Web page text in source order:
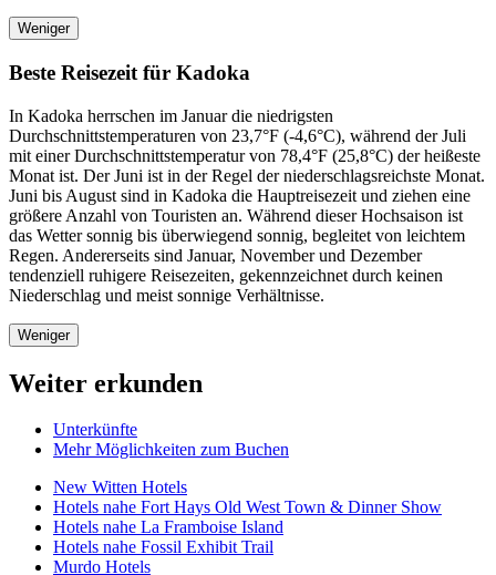
Weniger
Beste Reisezeit für Kadoka
In Kadoka herrschen im Januar die niedrigsten
Durchschnittstemperaturen von 23,7°F (-4,6°C), während der Juli
mit einer Durchschnittstemperatur von 78,4°F (25,8°C) der heißeste
Monat ist. Der Juni ist in der Regel der niederschlagsreichste Monat.
Juni bis August sind in Kadoka die Hauptreisezeit und ziehen eine
größere Anzahl von Touristen an. Während dieser Hochsaison ist
das Wetter sonnig bis überwiegend sonnig, begleitet von leichtem
Regen. Andererseits sind Januar, November und Dezember
tendenziell ruhigere Reisezeiten, gekennzeichnet durch keinen
Niederschlag und meist sonnige Verhältnisse.
Weniger
Weiter erkunden
Unterkünfte
Mehr Möglichkeiten zum Buchen
New Witten Hotels
Hotels nahe Fort Hays Old West Town & Dinner Show
Hotels nahe La Framboise Island
Hotels nahe Fossil Exhibit Trail
Murdo Hotels